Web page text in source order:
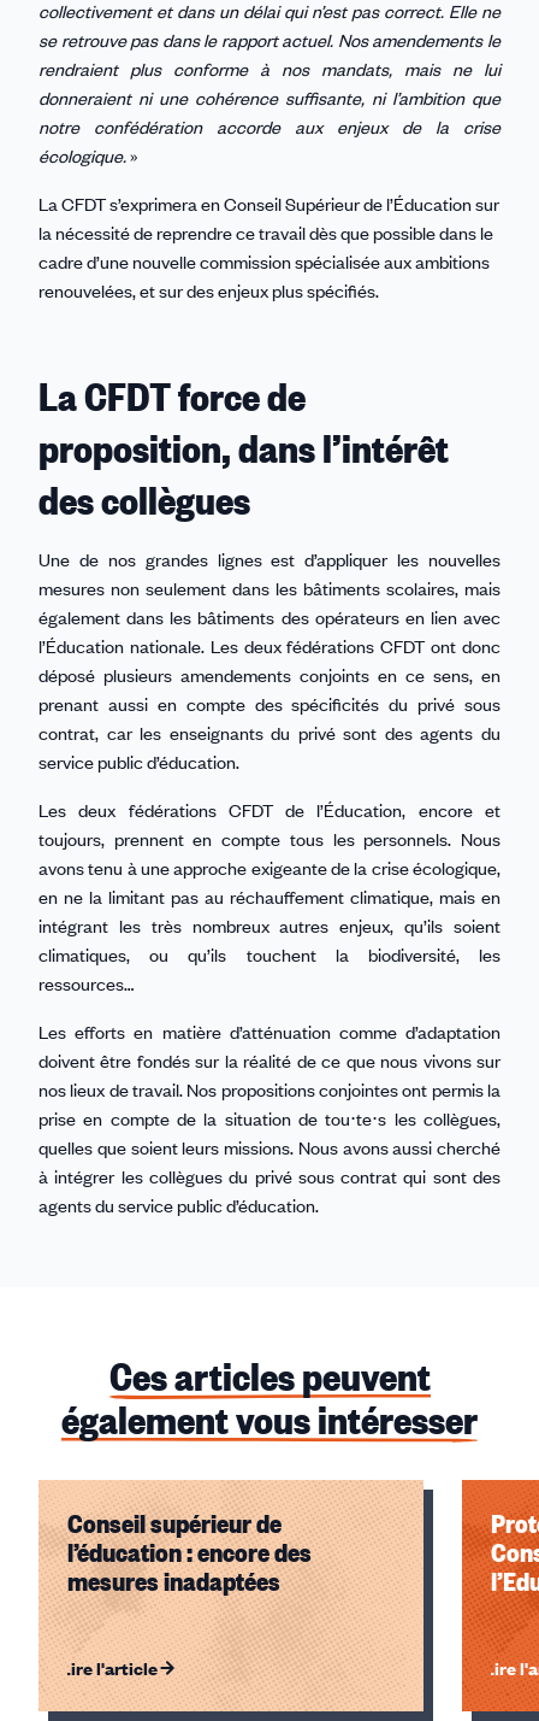
collectivement et dans un délai qui n’est pas correct. Elle ne
se retrouve pas dans le rapport actuel. Nos amendements le
rendraient plus conforme à nos mandats, mais ne lui
donneraient ni une cohérence suffisante, ni l’ambition que
notre confédération accorde aux enjeux de la crise
écologique.»
La CFDT s’exprimera en Conseil Supérieur de l’Éducation sur
la nécessité de reprendre ce travail dès que possible dans le
cadre d’une nouvelle commission spécialisée aux ambitions
renouvelées, et sur des enjeux plus spécifiés.
La CFDT force de
proposition, dans l’intérêt
des collègues
Une de nos grandes lignes est d’appliquer les nouvelles
mesures non seulement dans les bâtiments scolaires, mais
également dans les bâtiments des opérateurs en lien avec
l’Éducation nationale. Les deux fédérations CFDT ont donc
déposé plusieurs amendements conjoints en ce sens, en
prenant aussi en compte des spécificités du privé sous
contrat, car les enseignants du privé sont des agents du
service public d’éducation.
Les deux fédérations CFDT de l’Éducation, encore et
toujours, prennent en compte tous les personnels. Nous
avons tenu à une approche exigeante de la crise écologique,
en ne la limitant pas au réchauffement climatique, mais en
intégrant les très nombreux autres enjeux, qu’ils soient
climatiques, ou qu’ils touchent la biodiversité, les
ressources…
Les efforts en matière d’atténuation comme d’adaptation
doivent être fondés sur la réalité de ce que nous vivons sur
nos lieux de travail. Nos propositions conjointes ont permis la
prise en compte de la situation de tou⋅te⋅s les collègues,
quelles que soient leurs missions. Nous avons aussi cherché
à intégrer les collègues du privé sous contrat qui sont des
agents du service public d’éducation.
Ces articles peuvent
également vous intéresser
Conseil supérieur de
l’éducation : encore des
mesures inadaptées
Lire l'article Lire